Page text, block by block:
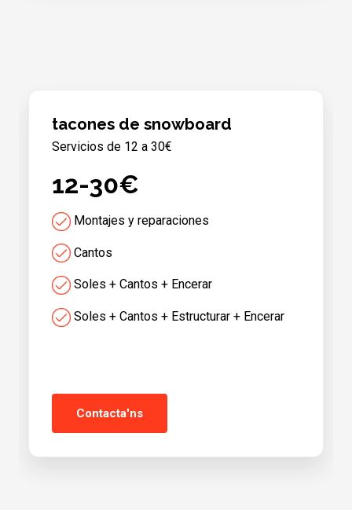
tacones de snowboard
Servicios de 12 a 30€
12-30€
Montajes y reparaciones
Cantos
Soles + Cantos + Encerar
Soles + Cantos + Estructurar + Encerar
Contacta'ns